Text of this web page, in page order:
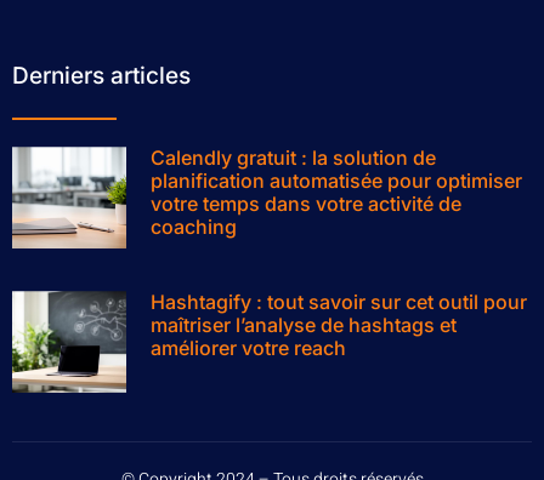
Derniers articles
Calendly gratuit : la solution de
planification automatisée pour optimiser
votre temps dans votre activité de
coaching
Hashtagify : tout savoir sur cet outil pour
maîtriser l’analyse de hashtags et
améliorer votre reach